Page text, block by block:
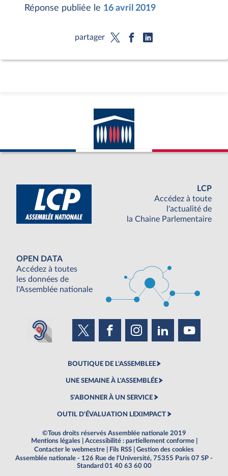
Réponse publiée le 16 avril 2019
partager
LCP
Accédez à toute
l'actualité de
la Chaine Parlementaire
OPEN DATA
Accédez à toutes
les données de
l'Assemblée nationale
BOUTIQUE DE L'ASSEMBLEE
UNE SEMAINE À L'ASSEMBLÉE
S'ABONNER À UN SERVICE
OUTIL D'ÉVALUATION LEXIMPACT
©Tous droits réservés Assemblée nationale 2019
Mentions légales
Accessibilité : partiellement conforme
Contacter le webmestre
Fils RSS
Gestion des cookies
Assemblée nationale - 126 Rue de l'Université, 75355 Paris 07 SP -
Standard 01 40 63 60 00